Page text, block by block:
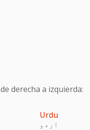
derecha a izquierda:
Urdu
اردو